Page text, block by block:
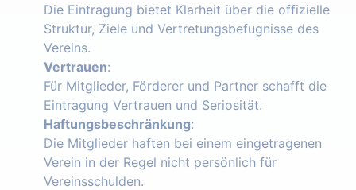
Die Eintragung bietet Klarheit über die offizielle
Struktur, Ziele und Vertretungsbefugnisse des
Vereins.
Vertrauen:
Für Mitglieder, Förderer und Partner schafft die
Eintragung Vertrauen und Seriosität.
Haftungsbeschränkung:
Die Mitglieder haften bei einem eingetragenen
Verein in der Regel nicht persönlich für
Vereinsschulden.